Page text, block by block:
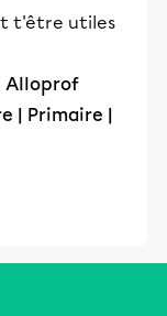
t'être utiles
Alloprof
| Primaire |